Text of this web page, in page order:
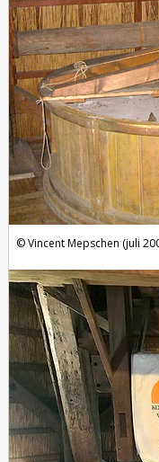
Vincent Mepschen (juli